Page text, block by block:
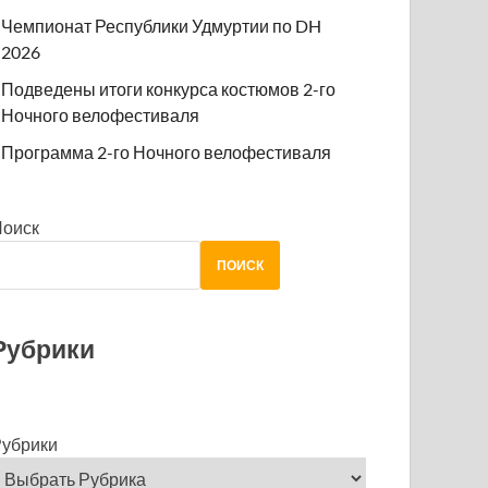
Чемпионат Республики Удмуртии по DH
2026
Подведены итоги конкурса костюмов 2-го
Ночного велофестиваля
Программа 2-го Ночного велофестиваля
ПОИСК